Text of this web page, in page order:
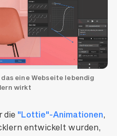
eine Webseite lebendig
wirkt
die "Lottie"-Animationen,
entwickelt wurden,